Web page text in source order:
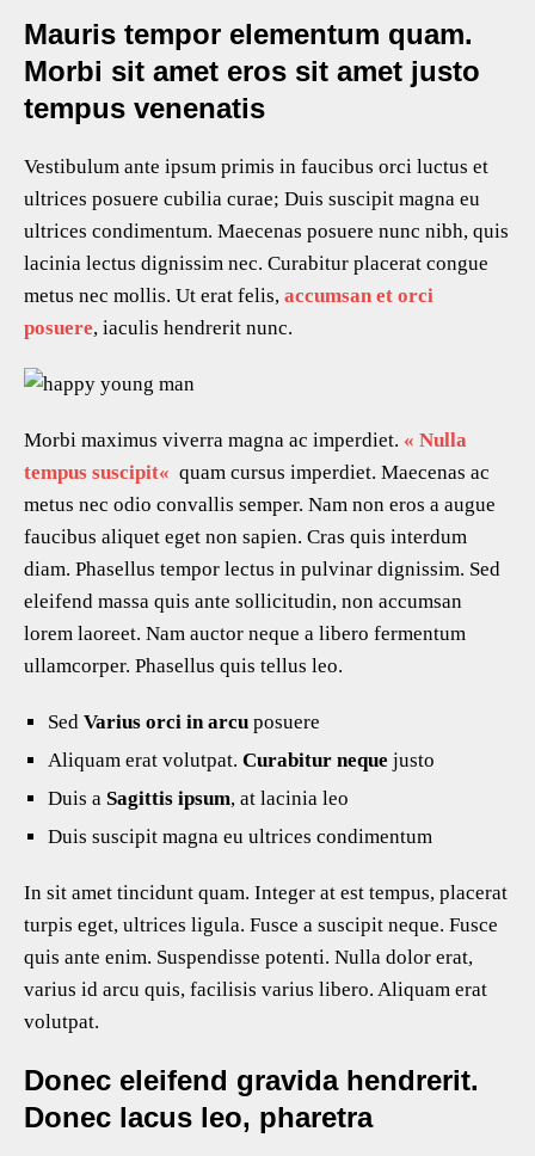
Mauris tempor elementum quam.
Morbi sit amet eros sit amet justo
tempus venenatis
Vestibulum ante ipsum primis in faucibus orci luctus et
ultrices posuere cubilia curae; Duis suscipit magna eu
ultrices condimentum. Maecenas posuere nunc nibh, quis
lacinia lectus dignissim nec. Curabitur placerat congue
metus nec mollis. Ut erat felis, accumsan et orci
posuere, iaculis hendrerit nunc.
Morbi maximus viverra magna ac imperdiet. « Nulla
tempus suscipit« quam cursus imperdiet. Maecenas ac
metus nec odio convallis semper. Nam non eros a augue
faucibus aliquet eget non sapien. Cras quis interdum
diam. Phasellus tempor lectus in pulvinar dignissim. Sed
eleifend massa quis ante sollicitudin, non accumsan
lorem laoreet. Nam auctor neque a libero fermentum
ullamcorper. Phasellus quis tellus leo.
Sed Varius orci in arcu posuere
Aliquam erat volutpat. Curabitur neque justo
Duis a Sagittis ipsum, at lacinia leo
Duis suscipit magna eu ultrices condimentum
In sit amet tincidunt quam. Integer at est tempus, placerat
turpis eget, ultrices ligula. Fusce a suscipit neque. Fusce
quis ante enim. Suspendisse potenti. Nulla dolor erat,
varius id arcu quis, facilisis varius libero. Aliquam erat
volutpat.
Donec eleifend gravida hendrerit.
Donec lacus leo, pharetra